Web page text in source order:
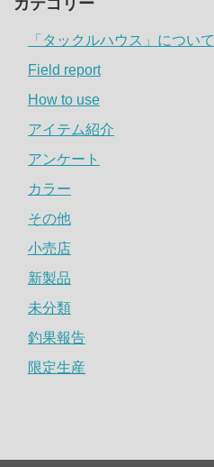
「タックルハウス」について
Field report
How to use
アイテム紹介
アンケート
カラー
その他
小売店
新製品
未分類
釣果報告
限定生産